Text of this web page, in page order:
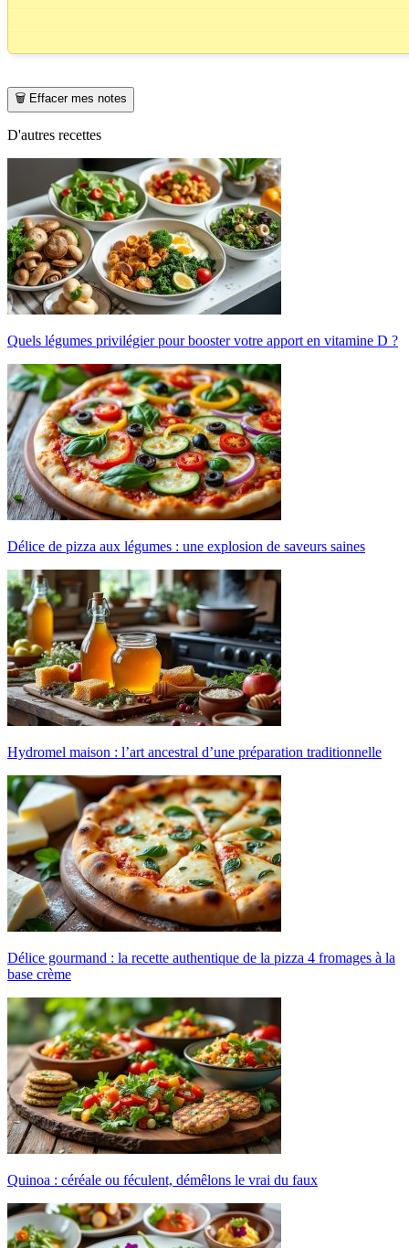
🗑️ Effacer mes notes
D'autres recettes
Quels légumes privilégier pour booster votre apport en vitamine D ?
Délice de pizza aux légumes : une explosion de saveurs saines
Hydromel maison : l’art ancestral d’une préparation traditionnelle
Délice gourmand : la recette authentique de la pizza 4 fromages à la
base crème
Quinoa : céréale ou féculent, démêlons le vrai du faux